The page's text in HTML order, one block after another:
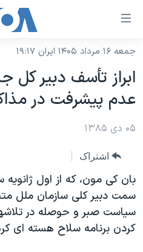
لینکهای
دسترسی
جهش
محتوای
اصلی
جهش
صفحه
اصلی
جهش
به
جستجو
نسخه سبک وب‌سایت
موضوع ها
ایران
آمریکا
جهان
ورزشی
گزیده‌ها
برنامه های تلویزیونی
جدول برنامه ها
صفحه‌های ویژه
جام جهانی ۲۰۲۶
عملیات خشم حماسی
فرکانس‌های صدای آمریکا
پخش رادیویی
جمعه ۱۶ مرداد ۱۴۰۵ ایران ۱۹:۱۷
ابراز تأسف دبير کل
عدم پيشرفت در
۰۵ دی ۱۳۸۵
اشتراک
سمت دبیر کلی سازمان ملل
سیاست صبر و حوصله در
کردن برنامه سلاح هسته ای